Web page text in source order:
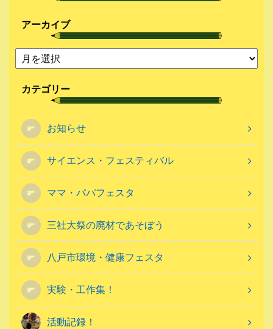
アーカイブ
カテゴリー
お知らせ
サイエンス・フェスティバル
ママ・パパフェスタ
三社大祭の廃材であそぼう
八戸市環境・健康フェスタ
実験・工作集！
活動記録！